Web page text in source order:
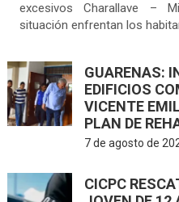
excesivos Charallave –
situación enfrentan los
GUARENAS:
EDIFICIOS
VICENTE
PLAN DE
7 de agosto de
CICPC